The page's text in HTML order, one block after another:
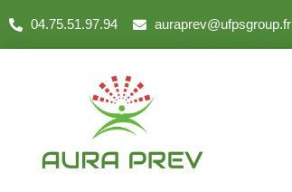
04.75.51.97.94 auraprev@ufpsgroup.fr